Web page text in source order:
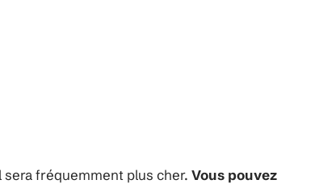
sera fréquemment plus cher. Vous pouvez